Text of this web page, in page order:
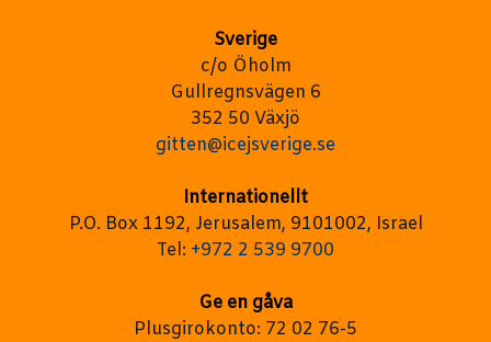
Sverige
c/o Öholm
Gullregnsvägen 6
352 50 Växjö
gitten@icejsverige.se
Internationellt
P.O. Box 1192, Jerusalem, 9101002, Israel
Tel: +972 2 539 9700
Ge en gåva
Plusgirokonto: 72 02 76-5